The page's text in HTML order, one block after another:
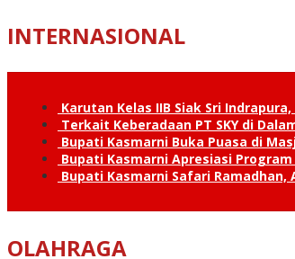
INTERNASIONAL
Karutan Kelas IIB Siak Sri
Terkait Keberadaan PT SKY di
Bupati Kasmarni Buka Puasa di
Bupati Kasmarni Apresiasi
Bupati Kasmarni Safari
OLAHRAGA